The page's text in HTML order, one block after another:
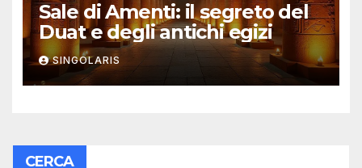
Sale di Amenti: il segreto del
Duat e degli antichi egizi
SINGOLARIS
CERCA